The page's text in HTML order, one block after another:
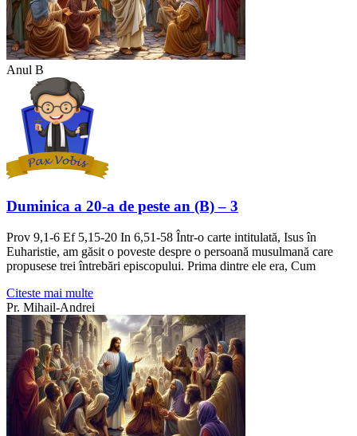
Anul B
Duminica a 20-a de peste an (B) – 3
Prov 9,1-6 Ef 5,15-20 In 6,51-58 Într-o carte intitulată, Isus în
Euharistie, am găsit o poveste despre o persoană musulmană care
propusese trei întrebări episcopului. Prima dintre ele era, Cum
Citeste mai multe
Pr. Mihail-Andrei